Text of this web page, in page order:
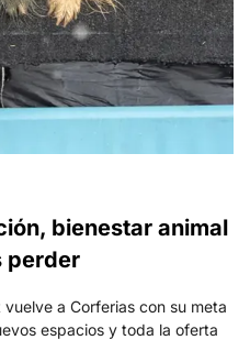
bienestar animal
perder
a Corferias con su meta
espacios y toda la oferta